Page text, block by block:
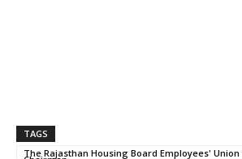
TAGS
The Rajasthan Housing Board Employees'